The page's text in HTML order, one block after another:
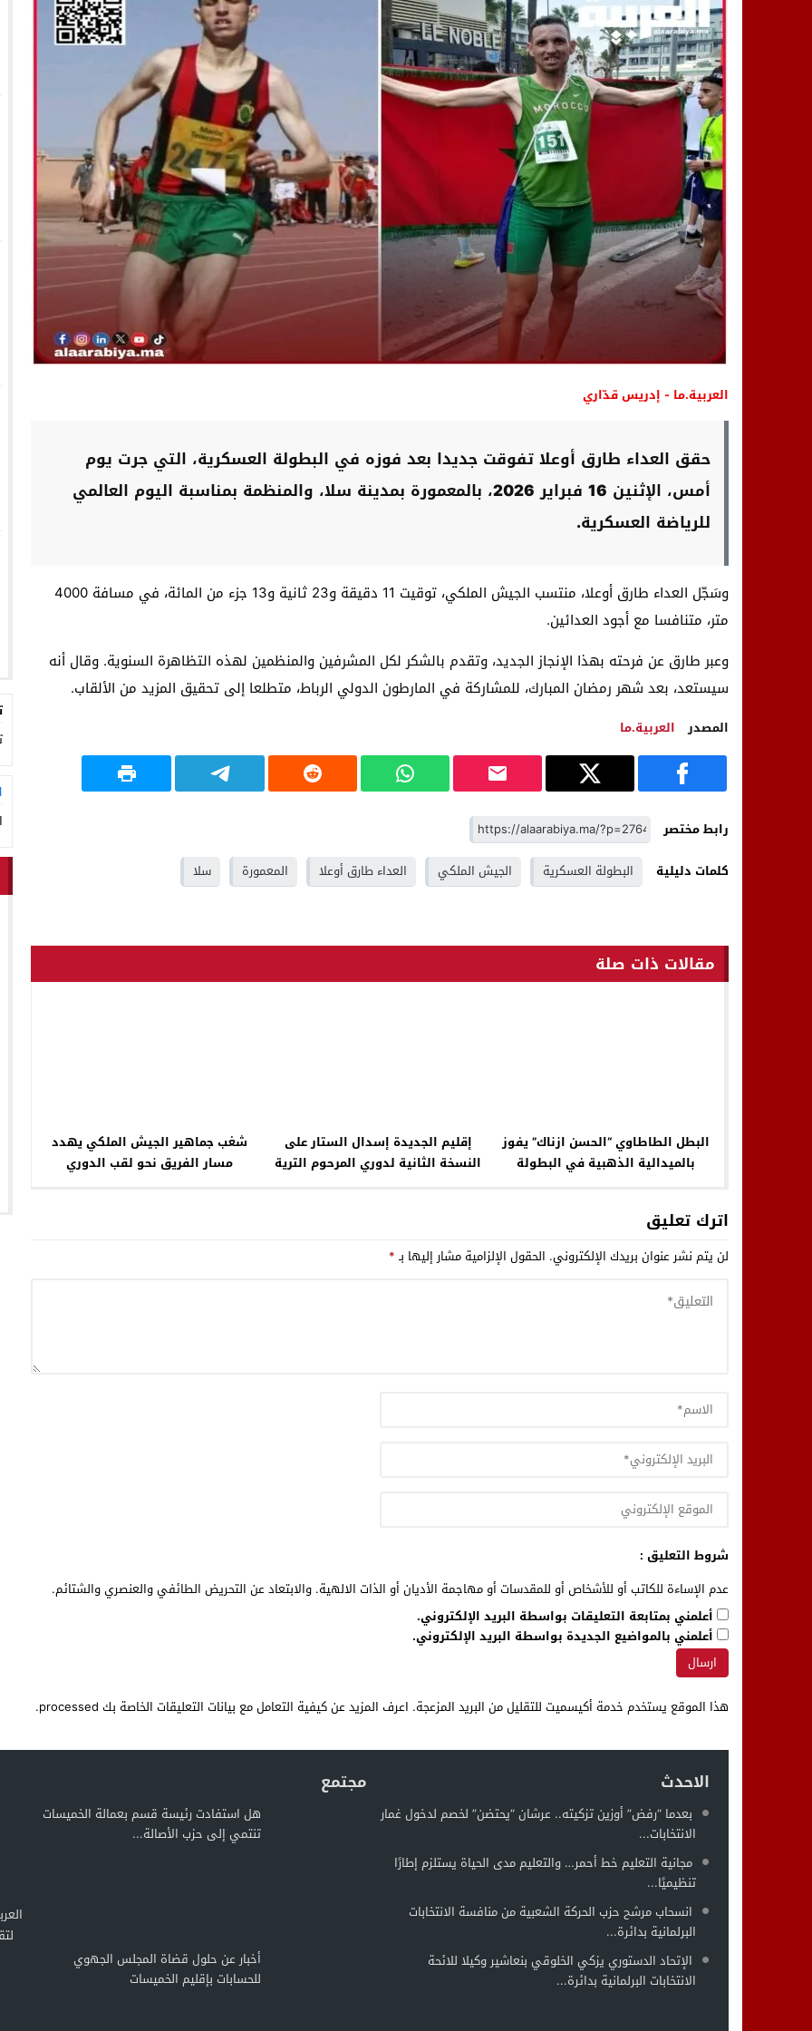
14:25 “العربية.ما” تنشر أخبار تيفلت وأصداء الأحداث فيها بصيغة أخرى 10:29 الجيش الملكي ينتفض ضد تعيين “ندالا”
18:23 طاطا: “اعتداء” على حقوقي يشعل غضب الجمعيات وملف “ماء القصبة” يفجّر الأوضاع
13:35 عقول الغد تصنع المستقبل: مسابقة “Robot Innov” بمراكش تؤسس لجيل الابتكار والتكنولوجيا
العربية.ما - إدريس قدّاري
حقق العداء طارق أوعلا تفوقت جديدا بعد فوزه في البطولة العسكرية، التي جرت يوم
أمس، الإثنين 16 فبراير 2026، بالمعمورة بمدينة سلا، والمنظمة بمناسبة اليوم العالمي
للرياضة العسكرية.
وسَجّل العداء طارق أوعلا، منتسب الجيش الملكي، توقيت 11 دقيقة و23 ثانية و13 جزء من المائة، في مسافة 4000
متر، متنافسا مع أجود العدائين.
وعبر طارق عن فرحته بهذا الإنجاز الجديد، وتقدم بالشكر لكل المشرفين والمنظمين لهذه التظاهرة السنوية. وقال أنه
سيستعد، بعد شهر رمضان المبارك، للمشاركة في المارطون الدولي الرباط، متطلعا إلى تحقيق المزيد من الألقاب.
المصدر العربية.ما
رابط مختصر
كلمات دليلية
البطولة العسكرية الجيش الملكي العداء طارق أوعلا المعمورة سلا
مقالات ذات صلة
البطل الطاطاوي “الحسن ازناك” يفوز
بالميدالية الذهبية في البطولة
إقليم الجديدة إسدال الستار على
النسخة الثانية لدوري المرحوم الترية
شغب جماهير الجيش الملكي يهدد
مسار الفريق نحو لقب الدوري
اترك تعليق
لن يتم نشر عنوان بريدك الإلكتروني. الحقول الإلزامية مشار إليها بـ*
شروط التعليق :
عدم الإساءة للكاتب أو للأشخاص أو للمقدسات أو مهاجمة الأديان أو الذات الالهية. والابتعاد عن التحريض الطائفي والعنصري والشتائم.
أعلمني بمتابعة التعليقات بواسطة البريد الإلكتروني.
أعلمني بالمواضيع الجديدة بواسطة البريد الإلكتروني.
هذا الموقع يستخدم خدمة أكيسميت للتقليل من البريد المزعجة. اعرف المزيد عن كيفية التعامل مع بيانات التعليقات الخاصة بك processed .
الاحدث
بعدما “رفض” أوزين تزكيته.. عرشان “يحتضن” لخصم لدخول غمار
الانتخابات...
مجانية التعليم خط أحمر… والتعليم مدى الحياة يستلزم إطارًا
تنظيميًا...
انسحاب مرشح حزب الحركة الشعبية من منافسة الانتخابات
البرلمانية بدائرة...
الإتحاد الدستوري يزكي الخلوقي بنعاشير وكيلا للائحة
الانتخابات البرلمانية بدائرة...
مجتمع
هل استفادت رئيسة قسم بعمالة الخميسات
تنتمي إلى حزب الأصالة...
أخبار عن حلول قضاة المجلس الجهوي
للحسابات بإقليم الخميسات